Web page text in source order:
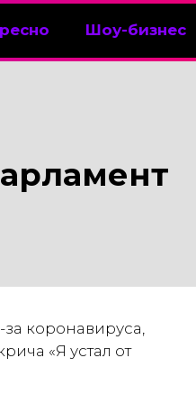
Шоу-бизнес
коронавируса,
«Я устал от